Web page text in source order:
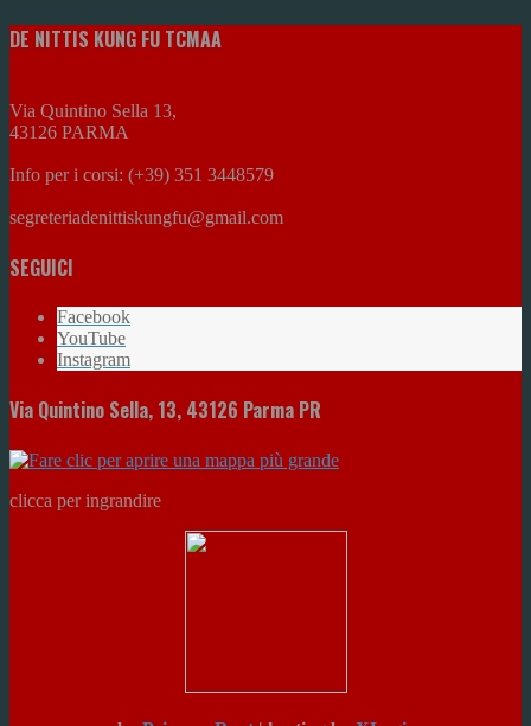
DE NITTIS KUNG FU TCMAA
Via Quintino Sella 13,
43126 PARMA
Info per i corsi: (+39) 351 3448579
segreteriadenittiskungfu@gmail.com
SEGUICI
Facebook
YouTube
Instagram
Via Quintino Sella, 13, 43126 Parma PR
clicca per ingrandire